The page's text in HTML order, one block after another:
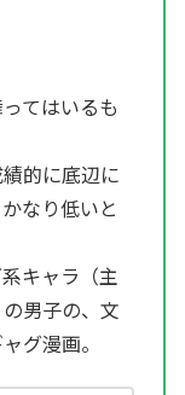
てはいるも
的に底辺に
なり低いと
キャラ（主
男子の、文
グ漫画。